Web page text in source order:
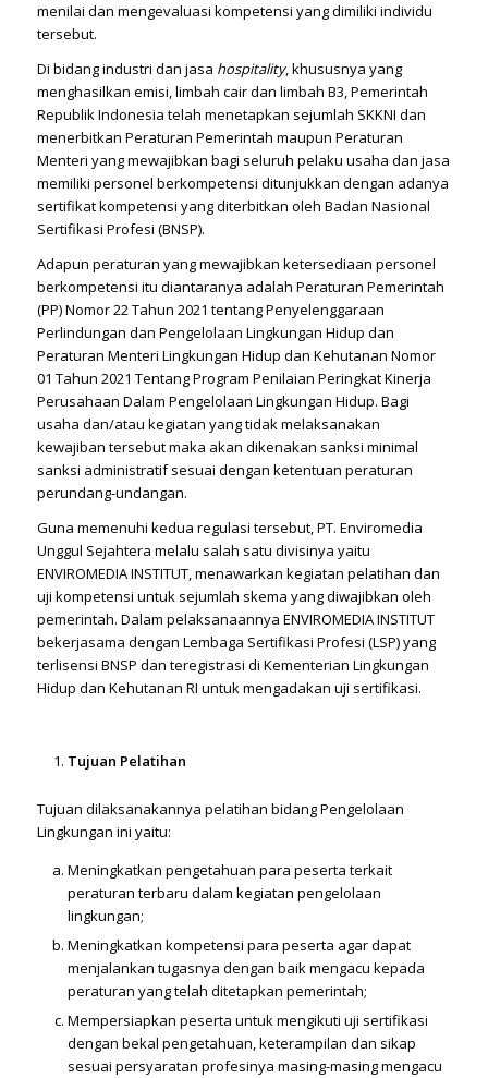
menilai dan mengevaluasi kompetensi yang dimiliki individu
tersebut.
Di bidang industri dan jasa hospitality, khususnya yang
menghasilkan emisi, limbah cair dan limbah B3, Pemerintah
Republik Indonesia telah menetapkan sejumlah SKKNI dan
menerbitkan Peraturan Pemerintah maupun Peraturan
Menteri yang mewajibkan bagi seluruh pelaku usaha dan jasa
memiliki personel berkompetensi ditunjukkan dengan adanya
sertifikat kompetensi yang diterbitkan oleh Badan Nasional
Sertifikasi Profesi (BNSP).
Adapun peraturan yang mewajibkan ketersediaan personel
berkompetensi itu diantaranya adalah Peraturan Pemerintah
(PP) Nomor 22 Tahun 2021 tentang Penyelenggaraan
Perlindungan dan Pengelolaan Lingkungan Hidup dan
Peraturan Menteri Lingkungan Hidup dan Kehutanan Nomor
01 Tahun 2021 Tentang Program Penilaian Peringkat Kinerja
Perusahaan Dalam Pengelolaan Lingkungan Hidup. Bagi
usaha dan/atau kegiatan yang tidak melaksanakan
kewajiban tersebut maka akan dikenakan sanksi minimal
sanksi administratif sesuai dengan ketentuan peraturan
perundang-undangan.
Guna memenuhi kedua regulasi tersebut, PT. Enviromedia
Unggul Sejahtera melalu salah satu divisinya yaitu
ENVIROMEDIA INSTITUT, menawarkan kegiatan pelatihan dan
uji kompetensi untuk sejumlah skema yang diwajibkan oleh
pemerintah. Dalam pelaksanaannya ENVIROMEDIA INSTITUT
bekerjasama dengan Lembaga Sertifikasi Profesi (LSP) yang
terlisensi BNSP dan teregistrasi di Kementerian Lingkungan
Hidup dan Kehutanan RI untuk mengadakan uji sertifikasi.
Tujuan Pelatihan
Tujuan dilaksanakannya pelatihan bidang Pengelolaan
Lingkungan ini yaitu:
Meningkatkan pengetahuan para peserta terkait
peraturan terbaru dalam kegiatan pengelolaan
lingkungan;
Meningkatkan kompetensi para peserta agar dapat
menjalankan tugasnya dengan baik mengacu kepada
peraturan yang telah ditetapkan pemerintah;
Mempersiapkan peserta untuk mengikuti uji sertifikasi
dengan bekal pengetahuan, keterampilan dan sikap
sesuai persyaratan profesinya masing-masing mengacu